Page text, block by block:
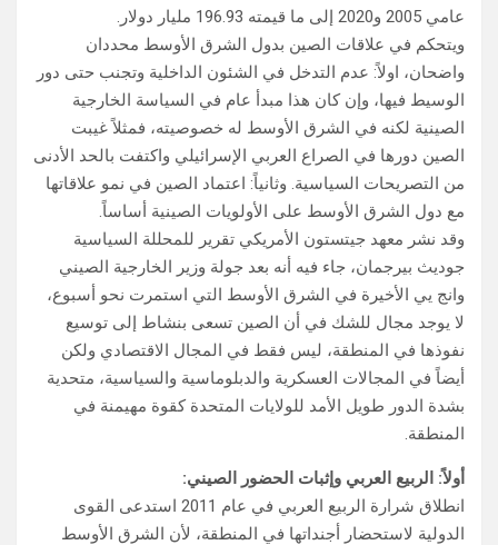
عامي 2005 و2020 إلى ما قيمته 196.93 مليار دولار.
ويتحكم في علاقات الصين بدول الشرق الأوسط محددان
واضحان، اولاً: عدم التدخل في الشئون الداخلية وتجنب حتى دور
الوسيط فيها، وإن كان هذا مبدأ عام في السياسة الخارجية
الصينية لكنه في الشرق الأوسط له خصوصيته، فمثلاً غيبت
الصين دورها في الصراع العربي الإسرائيلي واكتفت بالحد الأدنى
من التصريحات السياسية. وثانياً: اعتماد الصين في نمو علاقاتها
مع دول الشرق الأوسط على الأولويات الصينية أساساً.
وقد نشر معهد جيتستون الأمريكي تقرير للمحللة السياسية
جوديث بيرجمان، جاء فيه أنه بعد جولة وزير الخارجية الصيني
وانج يي الأخيرة في الشرق الأوسط التي استمرت نحو أسبوع،
لا يوجد مجال للشك في أن الصين تسعى بنشاط إلى توسيع
نفوذها في المنطقة، ليس فقط في المجال الاقتصادي ولكن
أيضاً في المجالات العسكرية والدبلوماسية والسياسية، متحدية
بشدة الدور طويل الأمد للولايات المتحدة كقوة مهيمنة في
المنطقة.
أولاً: الربيع العربي وإثبات الحضور الصيني:
انطلاق شرارة الربيع العربي في عام 2011 استدعى القوى
الدولية لاستحضار أجنداتها في المنطقة، لأن الشرق الأوسط